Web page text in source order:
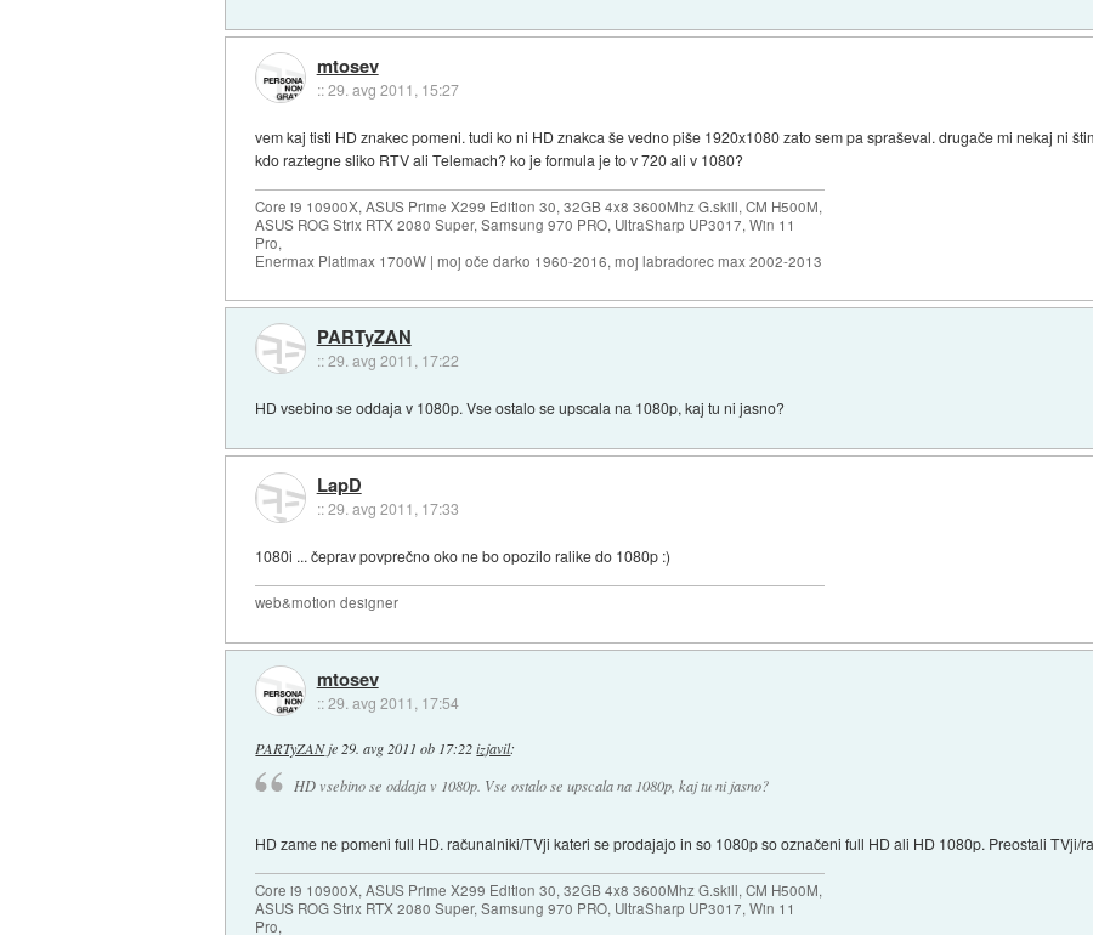
mtosev
::29. avg 2011, 15:27
vem kaj tisti HD znakec pomeni. tudi ko ni HD znakca še vedno piše 1920x1080 zato sem pa spraševal. drugače mi nekaj ni
kdo raztegne sliko RTV ali Telemach? ko je formula je to v 720 ali v 1080?
Core i9 10900X, ASUS Prime X299 Edition 30, 32GB 4x8 3600Mhz G.skill, CM H500M,
ASUS ROG Strix RTX 2080 Super, Samsung 970 PRO, UltraSharp UP3017, Win 11
Pro,
Enermax Platimax 1700W | moj oče darko 1960-2016, moj labradorec max 2002-2013
PARTyZAN
::29. avg 2011, 17:22
HD vsebino se oddaja v 1080p. Vse ostalo se upscala na 1080p, kaj tu ni jasno?
LapD
::29. avg 2011, 17:33
1080i ... čeprav povprečno oko ne bo opozilo ralike do 1080p :)
web&motion designer
mtosev
::29. avg 2011, 17:54
PARTyZANje29. avg 2011 ob 17:22 izjavil:
HD vsebino se oddaja v 1080p. Vse ostalo se upscala na 1080p, kaj tu ni jasno?
HD zame ne pomeni full HD. računalniki/TVji kateri se prodajajo in so 1080p so označeni full HD ali HD 1080p. Preostali TVji/
Core i9 10900X, ASUS Prime X299 Edition 30, 32GB 4x8 3600Mhz G.skill, CM H500M,
ASUS ROG Strix RTX 2080 Super, Samsung 970 PRO, UltraSharp UP3017, Win 11
Pro,